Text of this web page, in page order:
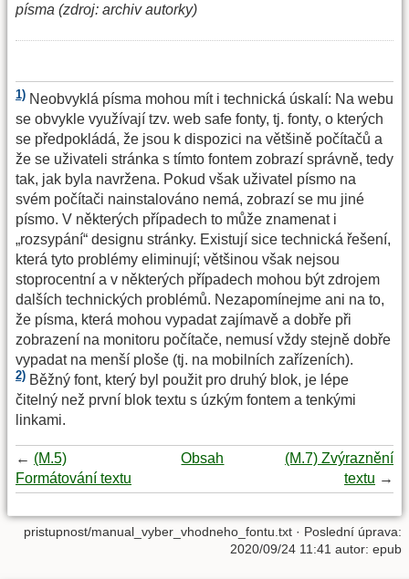
písma (zdroj: archiv autorky)
1) Neobvyklá písma mohou mít i technická úskalí: Na webu
se obvykle využívají tzv. web safe fonty, tj. fonty, o kterých
se předpokládá, že jsou k dispozici na většině počítačů a
že se uživateli stránka s tímto fontem zobrazí správně, tedy
tak, jak byla navržena. Pokud však uživatel písmo na
svém počítači nainstalováno nemá, zobrazí se mu jiné
písmo. V některých případech to může znamenat i
„rozsypání“ designu stránky. Existují sice technická řešení,
která tyto problémy eliminují; většinou však nejsou
stoprocentní a v některých případech mohou být zdrojem
dalších technických problémů. Nezapomínejme ani na to,
že písma, která mohou vypadat zajímavě a dobře při
zobrazení na monitoru počítače, nemusí vždy stejně dobře
vypadat na menší ploše (tj. na mobilních zařízeních).
2) Běžný font, který byl použit pro druhý blok, je lépe
čitelný než první blok textu s úzkým fontem a tenkými
linkami.
← (M.5)
Formátování textu
Obsah
(M.7) Zvýraznění
textu →
pristupnost/manual_vyber_vhodneho_fontu.txt · Poslední úprava:
2020/09/24 11:41 autor: epub